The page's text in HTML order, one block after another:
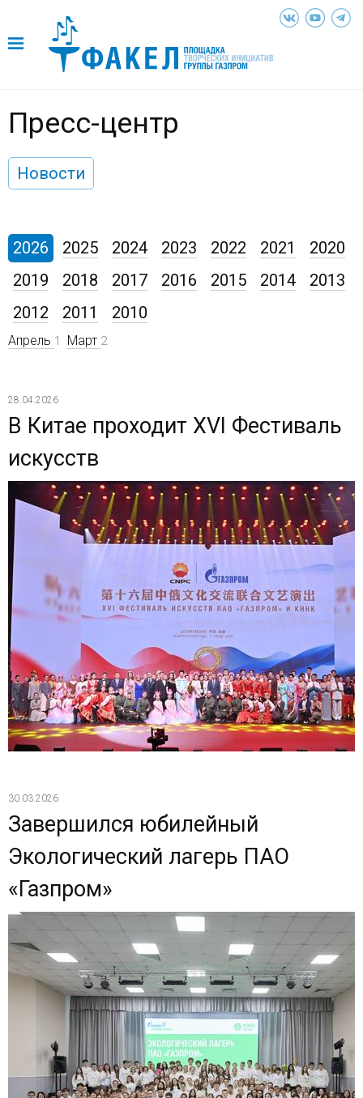
Пресс-центр
Новости
2026
Апрель 1 Март 2
2025 2024 2023 2022 2021
2020
2019
2018 2017 2016 2015 2014
2013
2012
2011 2010
28.04.2026
В Китае проходит XVI Фестиваль
искусств
30.03.2026
Завершился юбилейный
Экологический лагерь ПАО
«Газпром»